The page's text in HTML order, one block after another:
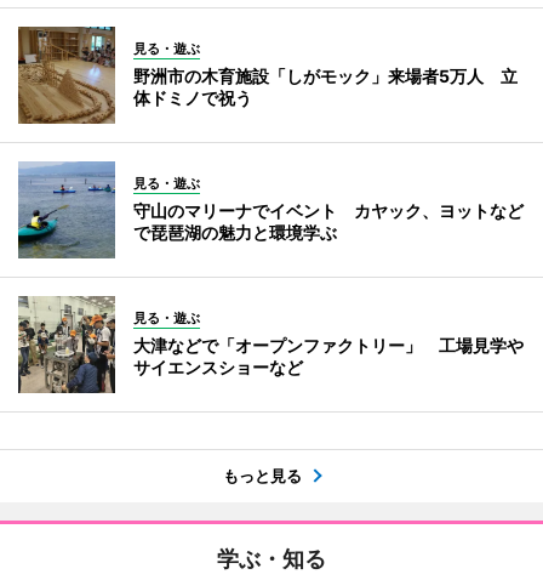
見る・遊ぶ
野洲市の木育施設「しがモック」来場者5万人 立
体ドミノで祝う
見る・遊ぶ
守山のマリーナでイベント カヤック、ヨットなど
で琵琶湖の魅力と環境学ぶ
見る・遊ぶ
大津などで「オープンファクトリー」 工場見学や
サイエンスショーなど
もっと見る
学ぶ・知る